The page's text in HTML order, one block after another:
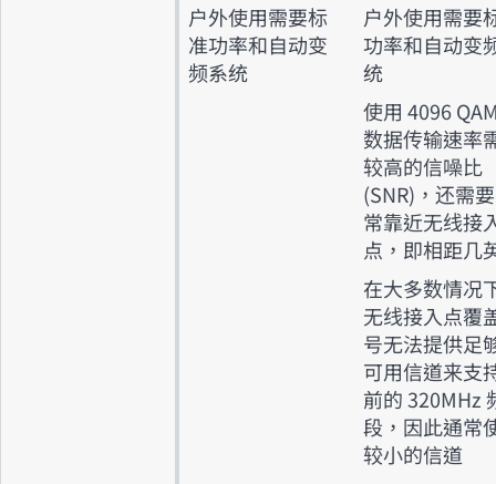
户外使用需要标
准功率和自动变
频系统
户外使用需要
功率和自动变
统
使用 4096
数据传输速率
较高的信噪比
(SNR)，还需
常靠近无线接
点，即相距几
在大多数情况
无线接入点覆
号无法提供足
可用信道来支
前的 320MHz
段，因此通常
较小的信道